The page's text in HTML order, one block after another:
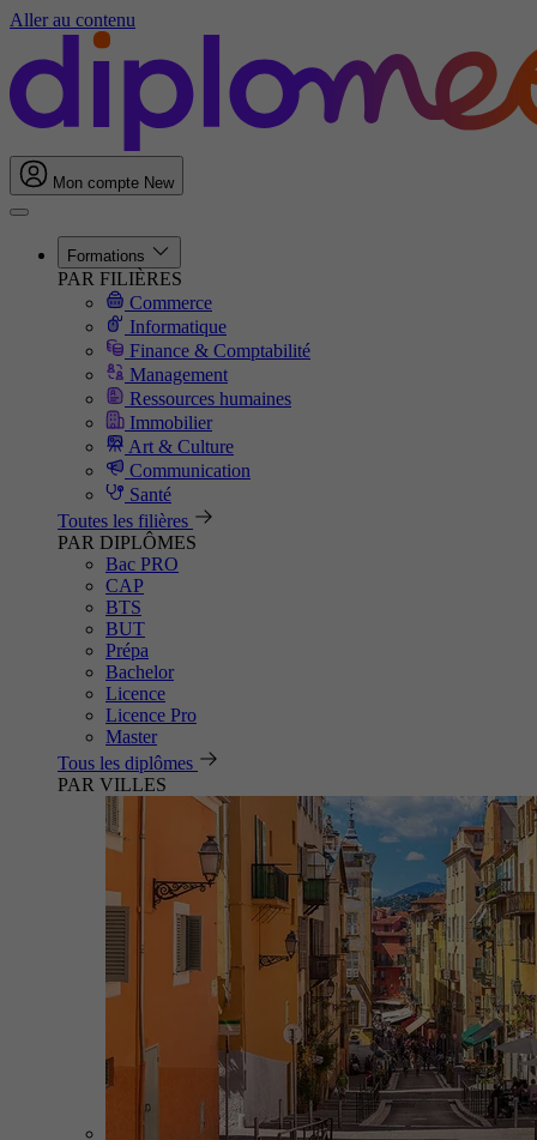
Aller au contenu
Mon compte New
Formations
PAR FILIÈRES
Commerce
Informatique
Finance & Comptabilité
Management
Ressources humaines
Immobilier
Art & Culture
Communication
Santé
Toutes les filières
PAR DIPLÔMES
Bac PRO
CAP
BTS
BUT
Prépa
Bachelor
Licence
Licence Pro
Master
Tous les diplômes
PAR VILLES